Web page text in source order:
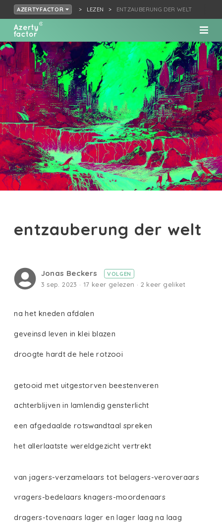
AZERTYFACTOR LEZEN ENTZAUBERUNG DER WELT
entzauberung der welt
Jonas Beckers VOLGEN
3 sep. 2023 · 17 keer gelezen · 2 keer geliket
na het kneden afdalen
geveinsd leven in klei blazen
droogte hardt de hele rotzooi
getooid met uitgestorven beestenveren
achterblijven in lamlendig gensterlicht
een afgedaalde rotswandtaal spreken
het allerlaatste wereldgezicht vertrekt
van jagers-verzamelaars tot belagers-veroveraars
vragers-bedelaars knagers-moordenaars
dragers-tovenaars lager en lager laag na laag